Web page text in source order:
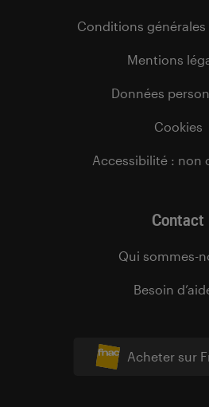
Acheter sur
Conditions générales
Mentions
Données
Cookies
Accessibilité : non
Contact
Qui sommes-
Besoin